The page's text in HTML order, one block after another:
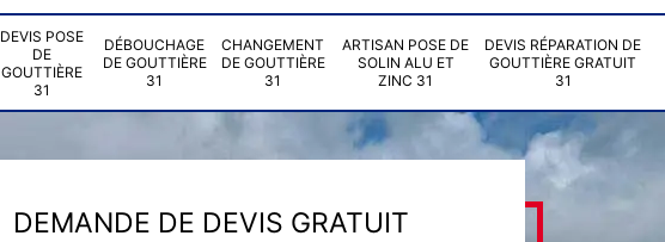
DEVIS POSE
DE
GOUTTIÈRE
31
DÉBOUCHAGE
DE GOUTTIÈRE
31
CHANGEMENT
DE GOUTTIÈRE
31
ARTISAN POSE DE
SOLIN ALU ET
ZINC 31
DEVIS RÉPARATION DE
GOUTTIÈRE GRATUIT
31
DEMANDE DE DEVIS GRATUIT